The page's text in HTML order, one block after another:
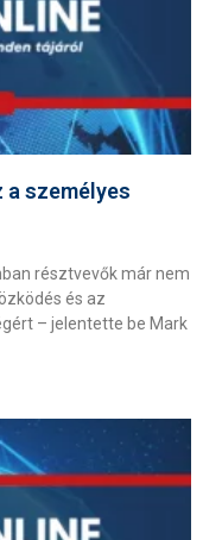
a személyes
résztvevők már nem
és az
– jelentette be Mark